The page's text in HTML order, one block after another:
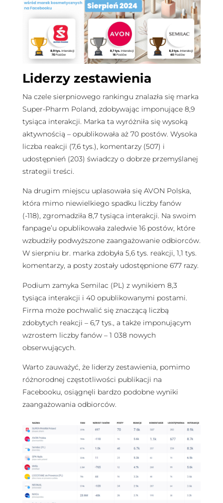
Liderzy zestawienia
Na czele sierpniowego rankingu znalazła się marka
Super-Pharm Poland, zdobywając imponujące 8,9
tysiąca interakcji. Marka ta wyróżniła się wysoką
aktywnością – opublikowała aż 70 postów. Wysoka
liczba reakcji (7,6 tys.), komentarzy (507) i
udostępnień (203) świadczy o dobrze przemyślanej
strategii treści.
Na drugim miejscu uplasowała się AVON Polska,
która mimo niewielkiego spadku liczby fanów
(-118), zgromadziła 8,7 tysiąca interakcji. Na swoim
fanpage’u opublikowała zaledwie 16 postów, które
wzbudziły podwyższone zaangażowanie odbiorców.
W sierpniu br. marka zdobyła 5,6 tys. reakcji, 1,1 tys.
komentarzy, a posty zostały udostępnione 677 razy.
Podium zamyka Semilac (PL) z wynikiem 8,3
tysiąca interakcji i 40 opublikowanymi postami.
Firma może pochwalić się znaczącą liczbą
zdobytych reakcji – 6,7 tys., a także imponującym
wzrostem liczby fanów – 1 038 nowych
obserwujących.
Warto zauważyć, że liderzy zestawienia, pomimo
różnorodnej częstotliwości publikacji na
Facebooku, osiągnęli bardzo podobne wyniki
zaangażowania odbiorców.